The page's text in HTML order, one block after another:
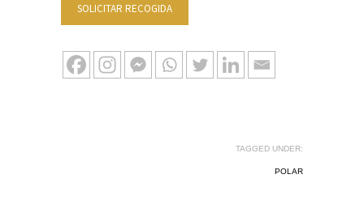
SOLICITAR RECOGIDA
TAGGED UNDER:
POLAR